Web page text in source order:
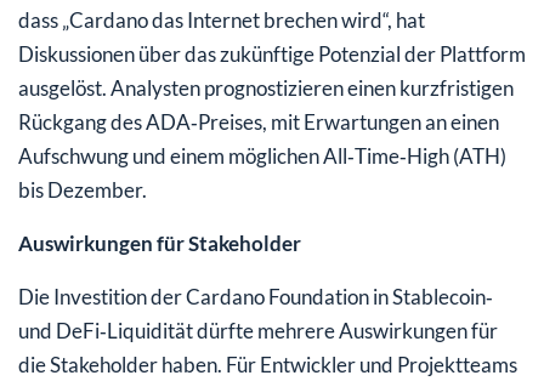
dass „Cardano das Internet brechen wird“, hat
Diskussionen über das zukünftige Potenzial der Plattform
ausgelöst. Analysten prognostizieren einen kurzfristigen
Rückgang des ADA‑Preises, mit Erwartungen an einen
Aufschwung und einem möglichen All‑Time‑High (ATH)
bis Dezember.
Auswirkungen für Stakeholder
Die Investition der Cardano Foundation in Stablecoin‑
und DeFi‑Liquidität dürfte mehrere Auswirkungen für
die Stakeholder haben. Für Entwickler und Projektteams